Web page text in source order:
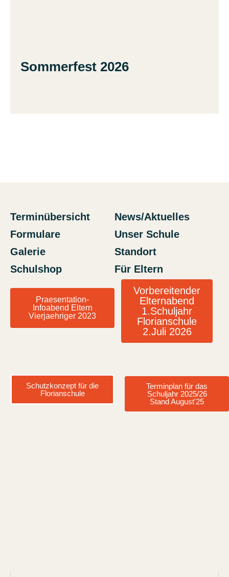
Sommerfest 2026
Terminübersicht
Formulare
Galerie
Schulshop
Praesentation-
Infoabend Eltern
Vierjaehriger 2023
Schutzkonzept für die
Florianschule
News/Aktuelles
Unser Schule
Standort
Für Eltern
Vorbereitender
Elternabend
1.Schuljahr
Florianschule
2.Juli 2026
Terminplan für das
Schuljahr 2025/26
Stand August'25